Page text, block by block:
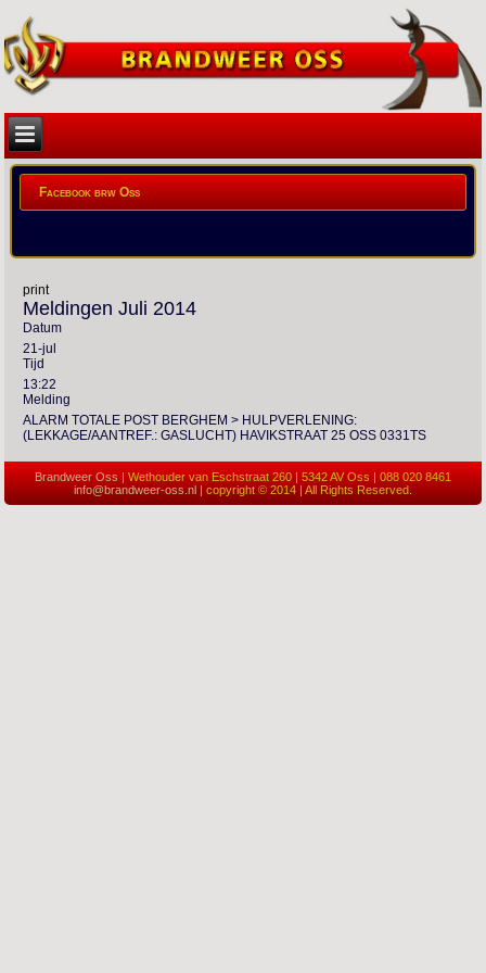
Facebook brw Oss
print
Meldingen Juli 2014
Datum
21-jul
Tijd
13:22
Melding
ALARM TOTALE POST BERGHEM > HULPVERLENING:
(LEKKAGE/AANTREF.: GASLUCHT) HAVIKSTRAAT 25 OSS 0331TS
Brandweer Oss | Wethouder van Eschstraat 260 | 5342 AV Oss | 088 020 8461
info@brandweer-oss.nl
| copyright © 2014 | All Rights Reserved.